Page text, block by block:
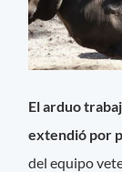
El arduo
extendió por
del equipo